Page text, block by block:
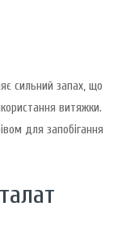
сильний запах, що
витяжки.
для запобігання